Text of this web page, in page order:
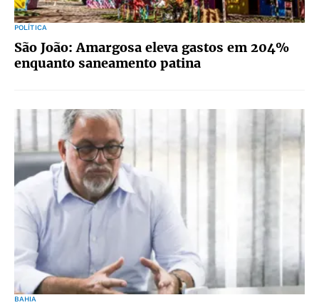
POLÍTICA
São João: Amargosa eleva gastos em 204%
enquanto saneamento patina
BAHIA